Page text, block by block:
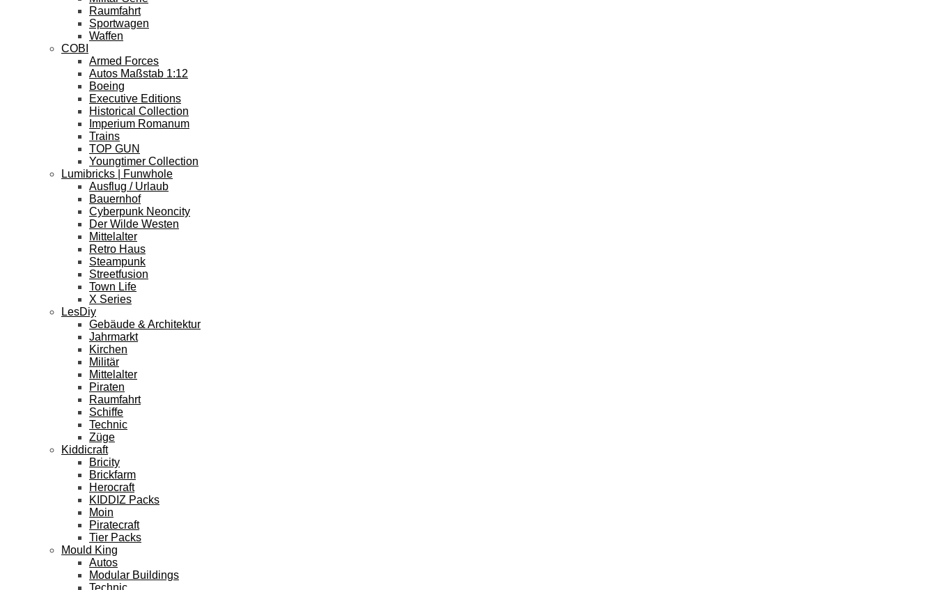
Raumfahrt
Sportwagen
Waffen
COBI
Armed Forces
Autos Maßstab 1:12
Boeing
Executive Editions
Historical Collection
Imperium Romanum
Trains
TOP GUN
Youngtimer Collection
Lumibricks | Funwhole
Ausflug / Urlaub
Bauernhof
Cyberpunk Neoncity
Der Wilde Westen
Mittelalter
Retro Haus
Steampunk
Streetfusion
Town Life
X Series
LesDiy
Gebäude & Architektur
Jahrmarkt
Kirchen
Militär
Mittelalter
Piraten
Raumfahrt
Schiffe
Technic
Züge
Kiddicraft
Bricity
Brickfarm
Herocraft
KIDDIZ Packs
Moin
Piratecraft
Tier Packs
Mould King
Autos
Modular Buildings
Technic